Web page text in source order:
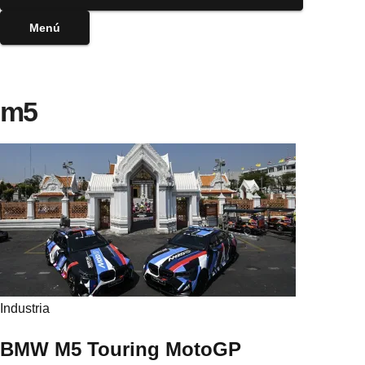
Menú
m5
Industria
BMW M5 Touring MotoGP